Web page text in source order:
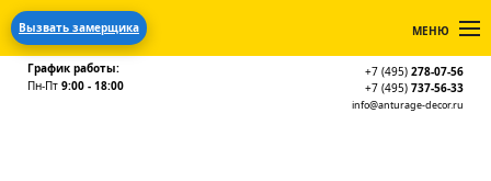
Вызвать замерщика МЕНЮ
График работы:
Пн-Пт 9:00 - 18:00
+7 (495) 278-07-56
+7 (495) 737-56-33
info@anturage-decor.ru